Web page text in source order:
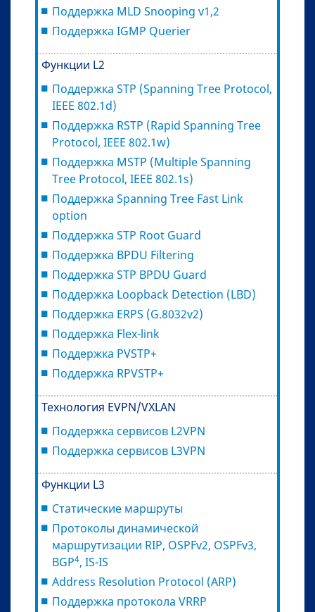
Поддержка MLD Snooping v1,2
Поддержка IGMP Querier
Функции L2
Поддержка STP (Spanning Tree Protocol,
IEEE 802.1d)
Поддержка RSTP (Rapid Spanning Tree
Protocol, IEEE 802.1w)
Поддержка MSTP (Multiple Spanning
Tree Protocol, IEEE 802.1s)
Поддержка Spanning Tree Fast Link
option
Поддержка STP Root Guard
Поддержка BPDU Filtering
Поддержка STP BPDU Guard
Поддержка Loopback Detection (LBD)
Поддержка ERPS (G.8032v2)
Поддержка Flex-link
Поддержка PVSTP+
Поддержка RPVSTP+
Технология EVPN/VXLAN
Поддержка сервисов L2VPN
Поддержка сервисов L3VPN
Функции L3
Статические маршруты
Протоколы динамической
маршрутизации RIP, OSPFv2, OSPFv3,
BGP4, IS-IS
Address Resolution Protocol (ARP)
Поддержка протокола VRRP